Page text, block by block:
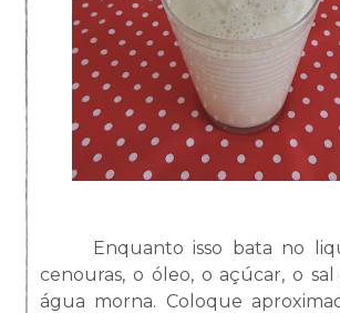
Enquanto isso bata no
cenouras, o óleo, o açúcar, o
água morna. Coloque